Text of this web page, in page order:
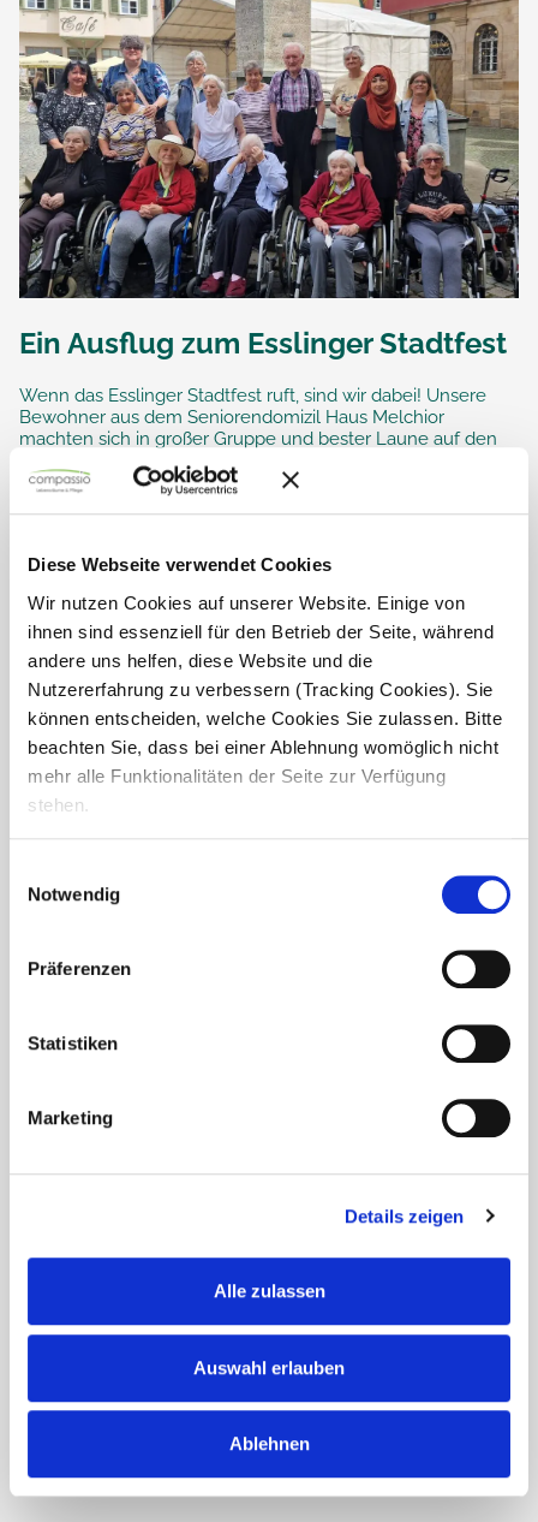
Diese Webseite verwendet Cookies
Wir nutzen Cookies auf unserer Website. Einige von
ihnen sind essenziell für den Betrieb der Seite, während
andere uns helfen, diese Website und die
Nutzererfahrung zu verbessern (Tracking Cookies). Sie
können entscheiden, welche Cookies Sie zulassen. Bitte
beachten Sie, dass bei einer Ablehnung womöglich nicht
mehr alle Funktionalitäten der Seite zur Verfügung
stehen.
Notwendig
Präferenzen
Statistiken
Marketing
Details zeigen
Alle zulassen
Auswahl erlauben
Ablehnen
Ein Ausflug zum Esslinger Stadtfest
Wenn das Esslinger Stadtfest ruft, sind wir dabei! Unsere
Bewohner aus dem Seniorendomizil Haus Melchior
machten sich in großer Gruppe und bester Laune auf den
Weg, um das lebhafte...
Tierische Freude im Tierpark
Esslingen! Unsere Bewohner aus dem Seniorendomizil
Haus Melchior starteten früh am Morgen und begaben sich
auf einen erlebnisreichen Ausflug. Gemeinsam erkundeten